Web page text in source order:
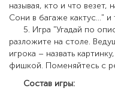
называя, кто и что везет,
Сони в багаже кактус…" и
5. Игра "Угадай по
разложите на столе.
игрока – назвать
фишкой. Поменяйтесь с
Состав игры: